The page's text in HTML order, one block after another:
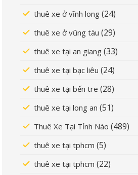
thuê xe ở vĩnh long (24)
thuê xe ở vũng tàu (29)
thuê xe tại an giang (33)
thuê xe tại bạc liêu (24)
thuê xe tại bến tre (28)
thuê xe tại long an (51)
Thuê Xe Tại Tỉnh Nào (489)
thuê xe tại tphcm (5)
thuê xe tại tphcm (22)